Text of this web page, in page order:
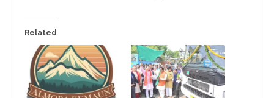
Related